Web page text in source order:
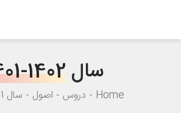
سال1402
Home دروس اصول سال 1401-1402